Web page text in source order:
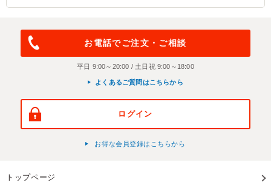
お電話でご注文・ご相談
平日 9:00～20:00 / 土日祝 9:00～18:00
よくあるご質問はこちらから
ログイン
お得な会員登録はこちらから
トップページ